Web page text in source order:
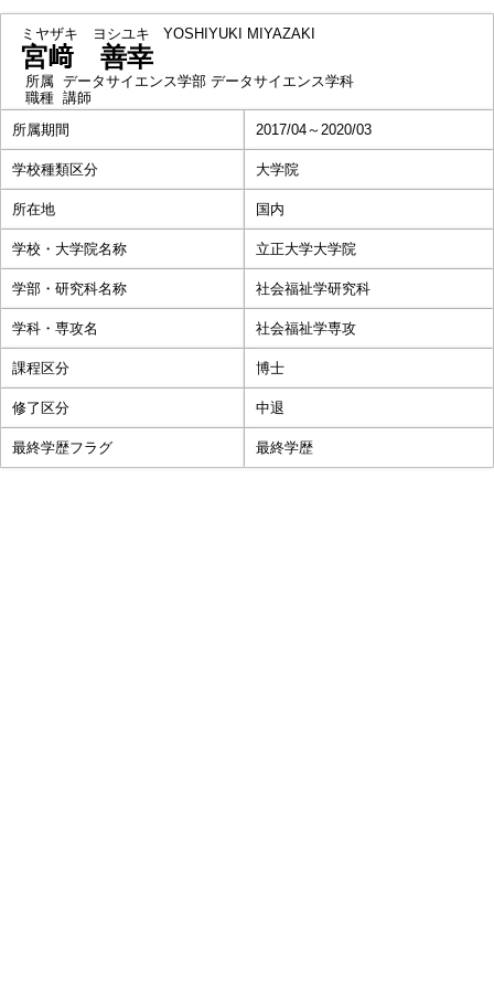
ミヤザキ ヨシユキ YOSHIYUKI MIYAZAKI
宮﨑 善幸
所属 データサイエンス学部 データサイエンス学科
職種 講師
所属期間
2017/04～2020/03
学校種類区分 大学院
所在地 国内
学校・大学院名称 立正大学大学院
学部・研究科名称 社会福祉学研究科
学科・専攻名 社会福祉学専攻
課程区分 博士
修了区分 中退
最終学歴フラグ 最終学歴